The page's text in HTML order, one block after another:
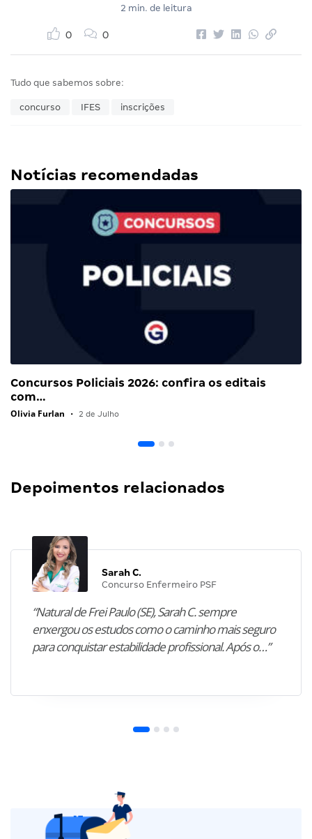
2 min. de leitura
0 0
Tudo que sabemos sobre:
concurso IFES inscrições
Notícias recomendadas
Concursos Policiais 2026: confira os editais
com…
Olivia Furlan • 2 de Julho
Depoimentos relacionados
Sarah C.
Concurso Enfermeiro PSF
“Natural de Frei Paulo (SE), Sarah C. sempre
enxergou os estudos como o caminho mais seguro
para conquistar estabilidade profissional. Após o…”